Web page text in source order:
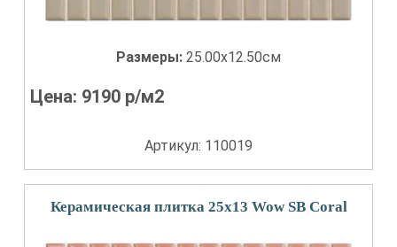
Размеры: 25.00x12.50см
Цена: 9190 р/м2
Артикул: 110019
Керамическая плитка 25x13 Wow SB Coral